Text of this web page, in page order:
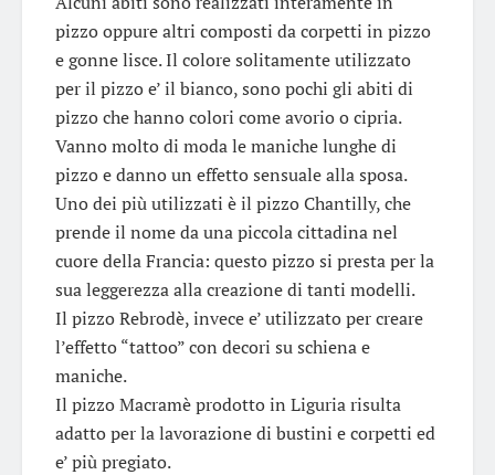
pizzo oppure altri composti da corpetti in pizzo
e gonne lisce. Il colore solitamente utilizzato
per il pizzo e’ il bianco, sono pochi gli abiti di
pizzo che hanno colori come avorio o cipria.
Vanno molto di moda le maniche lunghe di
pizzo e danno un effetto sensuale alla sposa.
Uno dei più utilizzati è il pizzo Chantilly, che
prende il nome da una piccola cittadina nel
cuore della Francia: questo pizzo si presta per la
sua leggerezza alla creazione di tanti modelli.
Il pizzo Rebrodè, invece e’ utilizzato per creare
l’effetto “tattoo” con decori su schiena e
maniche.
Il pizzo Macramè prodotto in Liguria risulta
adatto per la lavorazione di bustini e corpetti ed
e’ più pregiato.